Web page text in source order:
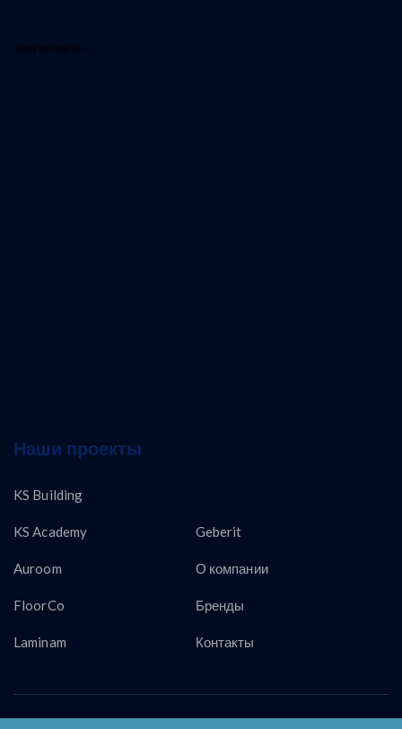
загрузка карты...
Наши проекты
KS Building
KS Academy
Auroom
FloorCo
Laminam
Geberit
О компании
Бренды
Контакты